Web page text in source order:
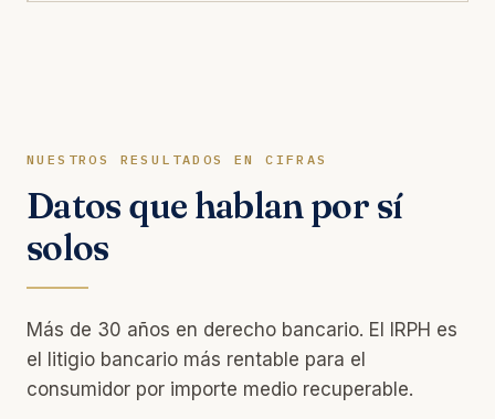
NUESTROS RESULTADOS EN CIFRAS
Datos que hablan por sí
solos
Más de 30 años en derecho bancario. El IRPH es
el litigio bancario más rentable para el
consumidor por importe medio recuperable.